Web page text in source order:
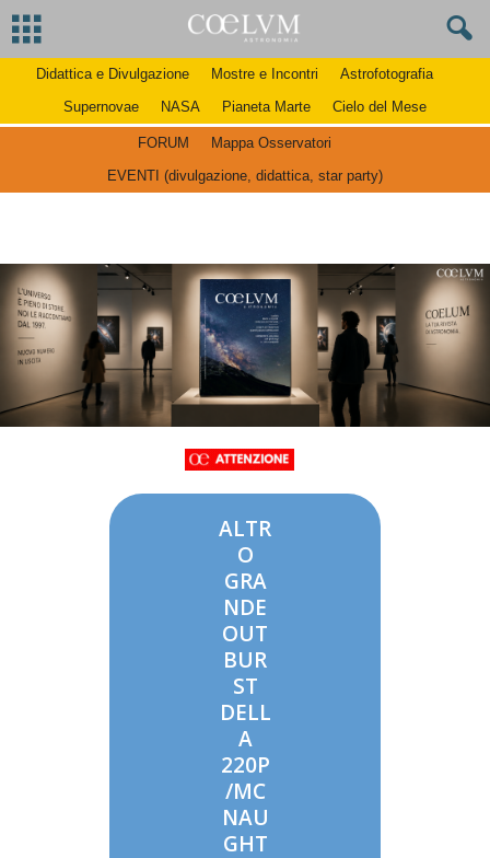
Didattica e Divulgazione Mostre e Incontri
Astrofotografia
Supernovae
NASA Pianeta Marte Cielo del Mese
FORUM
Mappa Osservatori
EVENTI (divulgazione, didattica, star party)
ALTR
O
GRA
NDE
OUT
BUR
ST
DELL
A
220P
/MC
NAU
GHT